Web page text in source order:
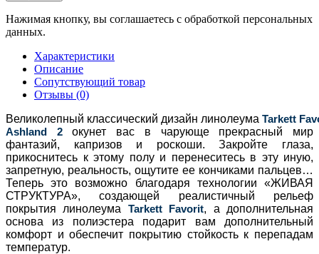
Нажимая кнопку, вы соглашаетесь с обработкой персональных
данных.
Характеристики
Описание
Сопутствующий товар
Отзывы (0)
Великолепный классический дизайн линолеума Tarkett
Ashland 2окунет вас в чарующе прекрасный мир
фантазий, капризов и роскоши. Закройте глаза,
прикоснитесь к этому полу и перенеситесь в эту иную,
запретную, реальность, ощутите ее кончиками пальцев…
Теперь это возможно благодаря технологии «ЖИВАЯ
СТРУКТУРА», создающей реалистичный рельеф
покрытия линолеума Tarkett Favorit, а дополнительная
основа из полиэстера подарит вам дополнительный
комфорт и обеспечит покрытию стойкость к перепадам
температур.